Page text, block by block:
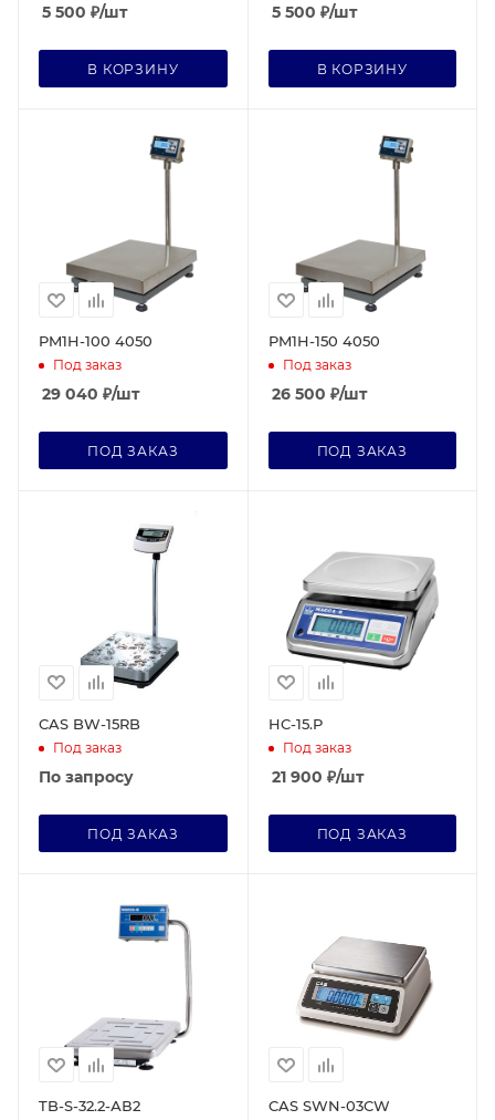
5 500 ₽/шт
В КОРЗИНУ
5 500 ₽/шт
В КОРЗИНУ
PM1H-100 4050
Под заказ
29 040 ₽/шт
ПОД ЗАКАЗ
PM1H-150 4050
Под заказ
26 500 ₽/шт
ПОД ЗАКАЗ
CAS BW-15RB
Под заказ
По запросу
ПОД ЗАКАЗ
HC-15.P
Под заказ
21 900 ₽/шт
ПОД ЗАКАЗ
TB-S-32.2-АВ2 CAS SWN-03CW